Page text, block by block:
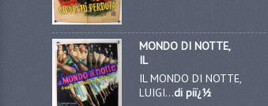
MONDO DI NOTTE,
IL
IL MONDO DI NOTTE,
LUIGI...di piï¿½